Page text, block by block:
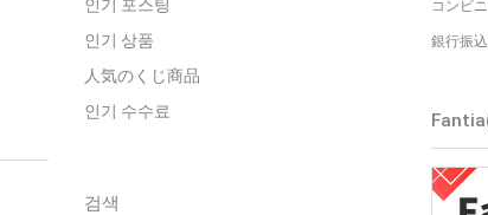
인기 포스팅
인기 상품
人気のくじ商品
인기 수수료
검색
コンビ
銀行振